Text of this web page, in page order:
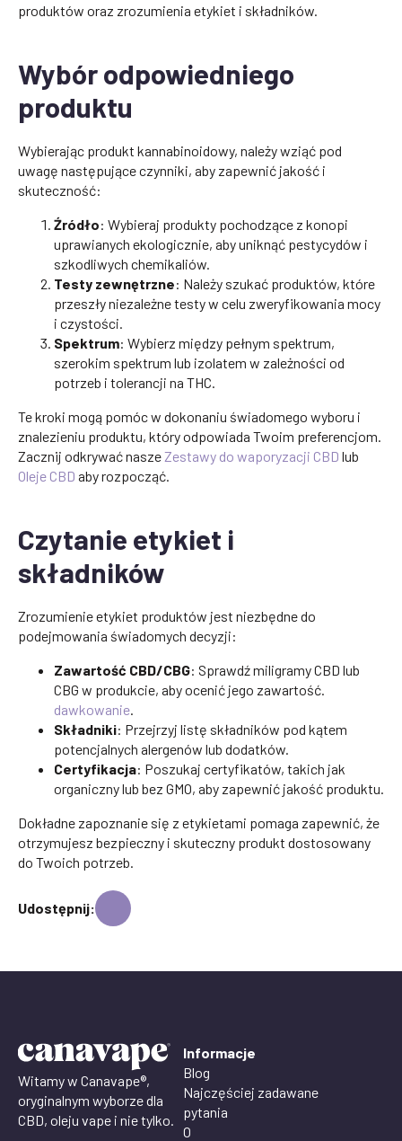
produktów oraz zrozumienia etykiet i składników.
Wybór odpowiedniego
produktu
Wybierając produkt kannabinoidowy, należy wziąć pod
uwagę następujące czynniki, aby zapewnić jakość i
skuteczność:
Źródło: Wybieraj produkty pochodzące z konopi
uprawianych ekologicznie, aby uniknąć pestycydów i
szkodliwych chemikaliów.
Testy zewnętrzne: Należy szukać produktów, które
przeszły niezależne testy w celu zweryfikowania mocy
i czystości.
Spektrum: Wybierz między pełnym spektrum,
szerokim spektrum lub izolatem w zależności od
potrzeb i tolerancji na THC.
Te kroki mogą pomóc w dokonaniu świadomego wyboru i
znalezieniu produktu, który odpowiada Twoim preferencjom.
Zacznij odkrywać naszeZestawy do waporyzacji CBD lub
Oleje CBD aby rozpocząć.
Czytanie etykiet i
składników
Zrozumienie etykiet produktów jest niezbędne do
podejmowania świadomych decyzji:
Zawartość CBD/CBG: Sprawdź miligramy CBD lub
CBG w produkcie, aby ocenić jego zawartość.
dawkowanie.
Składniki: Przejrzyj listę składników pod kątem
potencjalnych alergenów lub dodatków.
Certyfikacja: Poszukaj certyfikatów, takich jak
organiczny lub bez GMO, aby zapewnić jakość produktu.
Dokładne zapoznanie się z etykietami pomaga zapewnić, że
otrzymujesz bezpieczny i skuteczny produkt dostosowany
do Twoich potrzeb.
Udostępnij:
Witamy w Canavape®,
oryginalnym wyborze dla
CBD, oleju vape i nie tylko.
Informacje
Blog
Najczęściej zadawane
pytania
O